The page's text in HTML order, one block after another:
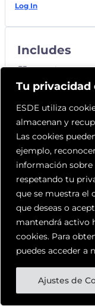
Tu privacidad
ESDE utiliza
almacenan y
Las cookies
ejemplo,
información sobre
respetando tu
que se muestra el
que deseas o
mantendrá activo
cookies. Para
puedes acceder a
Ajustes de
Log In
Includes
4 Lecciones